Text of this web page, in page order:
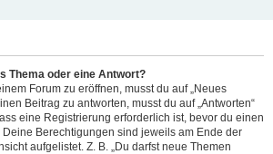
Thema oder eine Antwort?
Forum zu eröffnen, musst du auf „Neues
Beitrag zu antworten, musst du auf „Antworten“
eine Registrierung erforderlich ist, bevor du einen
Deine Berechtigungen sind jeweils am Ende der
aufgelistet. Z. B. „Du darfst neue Themen